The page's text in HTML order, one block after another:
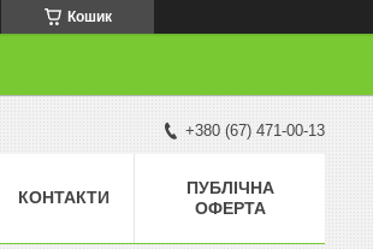
Кошик
+380 (67) 471-00-13
КОНТАКТИ
ПУБЛІЧНА
ОФЕРТА